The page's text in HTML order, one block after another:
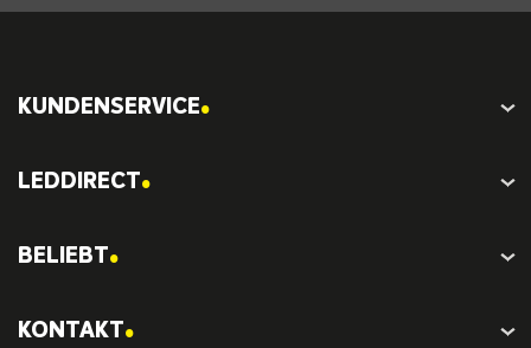
KUNDENSERVICE.
LEDDIRECT.
BELIEBT.
KONTAKT.